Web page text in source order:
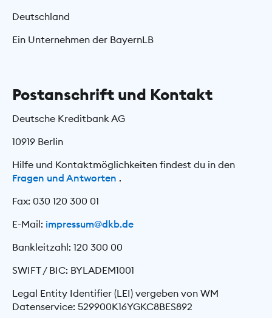
Deutschland
Ein Unternehmen der BayernLB
Postanschrift und Kontakt
Deutsche Kreditbank AG
10919 Berlin
Hilfe und Kontaktmöglichkeiten findest du in den
Fragen und Antworten .
Fax: 030 120 300 01
E-Mail: impressum@dkb.de
Bankleitzahl: 120 300 00
SWIFT / BIC: BYLADEM1001
Legal Entity Identifier (LEI) vergeben von WM
Datenservice: 529900K16YGKC8BES892